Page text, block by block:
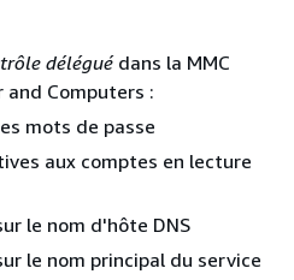
déléguédans la MMC
Computers :
mots de passe
aux comptes en lecture
le nom d'hôte DNS
le nom principal du service